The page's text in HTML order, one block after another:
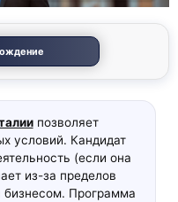
позволяет
условий. Кандидат
(если она
из-за пределов
бизнесом. Программа